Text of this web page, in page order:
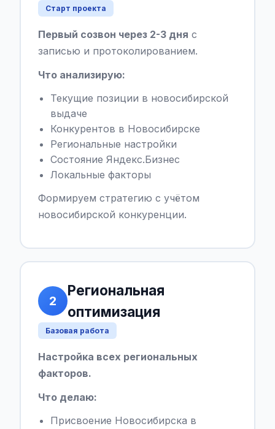
Старт проекта
Первый созвон через 2-3 дня с
записью и протоколированием.
Что анализирую:
Текущие позиции в новосибирской
выдаче
Конкурентов в Новосибирске
Региональные настройки
Состояние Яндекс.Бизнес
Локальные факторы
Формируем стратегию с учётом
новосибирской конкуренции.
2
Региональная
оптимизация
Базовая работа
Настройка всех региональных
факторов.
Что делаю:
Присвоение Новосибирска в